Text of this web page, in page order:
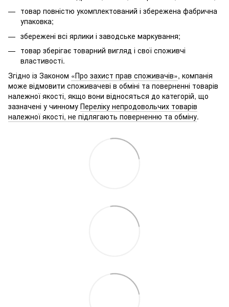
товар повністю укомплектований і збережена фабрична
упаковка;
збережені всі ярлики і заводське маркування;
товар зберігає товарний вигляд і свої споживчі
властивості.
Згідно із Законом «Про захист прав споживачів», компанія
може відмовити споживачеві в обміні та поверненні товарів
належної якості, якщо вони відносяться до категорій, що
зазначені у чинному Переліку непродовольчих товарів
належної якості, не підлягають поверненню та обміну.